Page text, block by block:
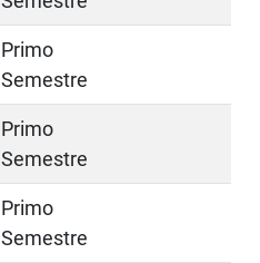
Primo
Semestre
Primo
Semestre
Primo
Semestre